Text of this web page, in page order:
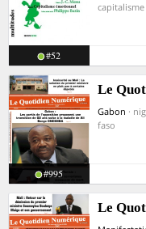
capitalisme
#52
Le
Gabon ·
faso
#995
Le